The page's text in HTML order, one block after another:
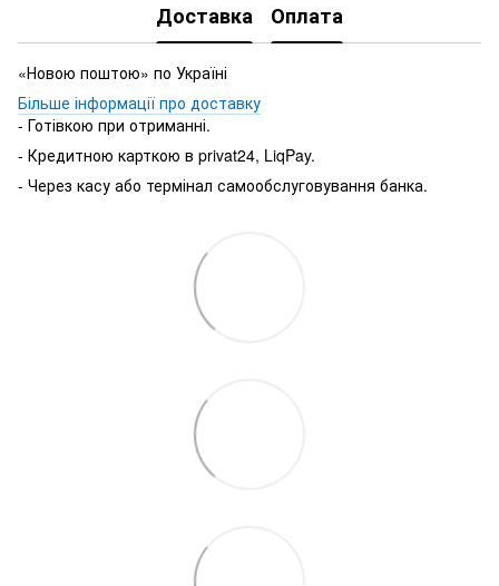
Доставка Оплата
«Новою поштою» по Україні
Більше інформації про доставку
- Готівкою при отриманні.
- Кредитною карткою в privat24, LiqPay.
- Через касу або термінал самообслуговування банка.